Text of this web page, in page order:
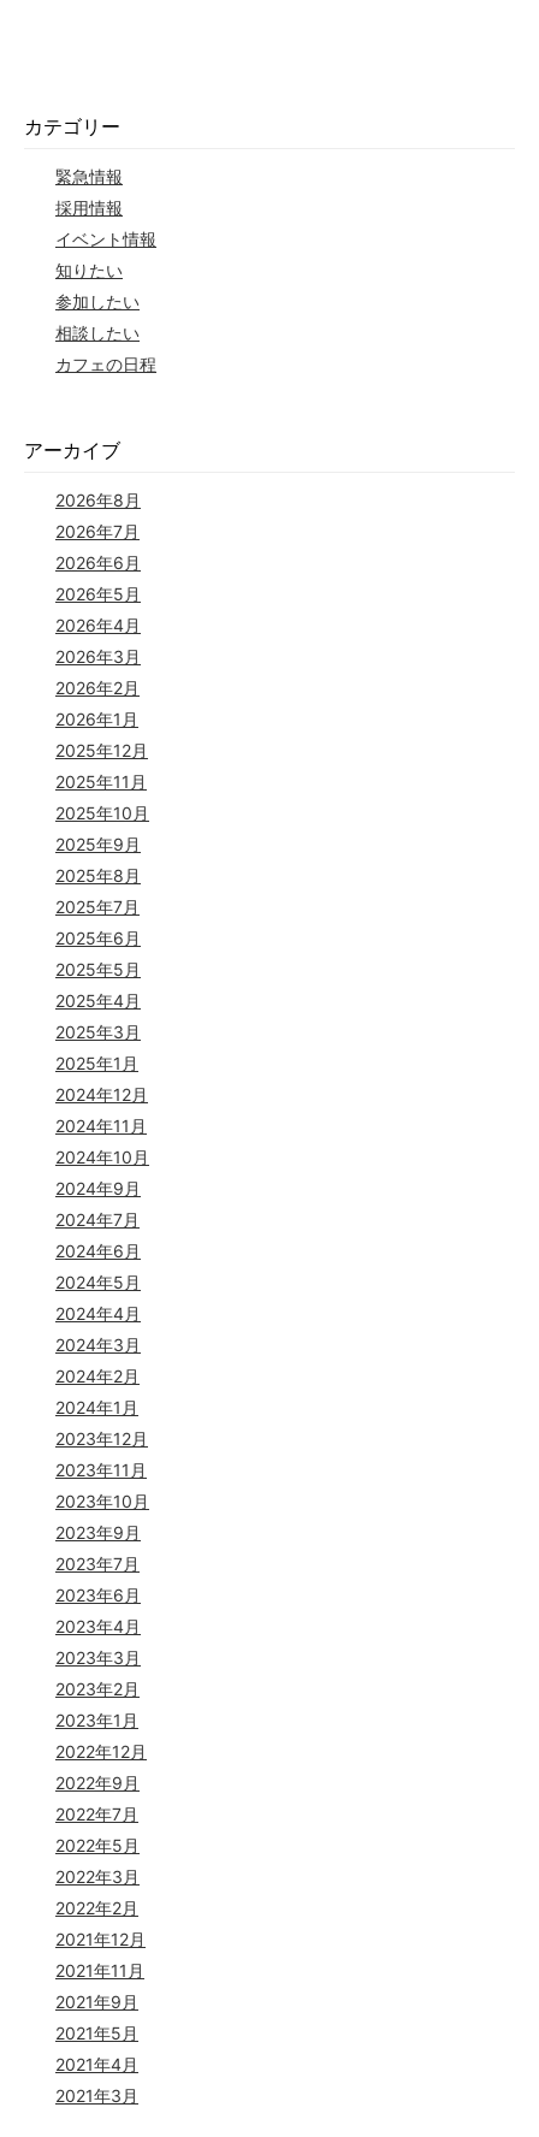
カテゴリー
緊急情報
採用情報
イベント情報
知りたい
参加したい
相談したい
カフェの日程
アーカイブ
2026年8月
2026年7月
2026年6月
2026年5月
2026年4月
2026年3月
2026年2月
2026年1月
2025年12月
2025年11月
2025年10月
2025年9月
2025年8月
2025年7月
2025年6月
2025年5月
2025年4月
2025年3月
2025年1月
2024年12月
2024年11月
2024年10月
2024年9月
2024年7月
2024年6月
2024年5月
2024年4月
2024年3月
2024年2月
2024年1月
2023年12月
2023年11月
2023年10月
2023年9月
2023年7月
2023年6月
2023年4月
2023年3月
2023年2月
2023年1月
2022年12月
2022年9月
2022年7月
2022年5月
2022年3月
2022年2月
2021年12月
2021年11月
2021年9月
2021年5月
2021年4月
2021年3月